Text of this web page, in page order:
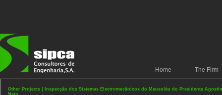
Home The Firm
Other Projects | Inspecção dos Sistemas Electromecânicos do Mausoléu do Presidente
Neto